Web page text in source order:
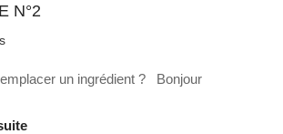
N°2
un ingrédient ? Bonjour